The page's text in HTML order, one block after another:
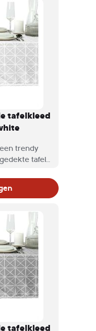
tafelkleed
trendy
tafel
jou!
tafelkleed